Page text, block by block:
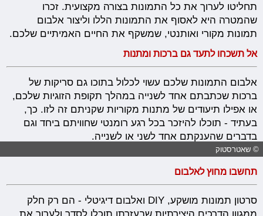
תחליטו לערוך את כל התמונות בצורה מקצועית. זכרו
שהמטרה היא לאסוף את התמונות הללו וליצור אלבום
תמונות מקורי ואותנטי, שמשקף את החיים האמיתיים שלכם.
אל תשכחו לתעד גם ברכות ומתנות
אלבום התמונות שלכם עשוי לכלול בתוכו גם סריקות של
ברכות שכתבתם אחד לשנייה במהלך תקופת הזוגיות שלכם,
או אפילו תיעודים של מתנות מקוריות שקניתם זה לזו. כך,
בעתיד - תוכלו להיזכר בכל רגע רומנטי שחוויתם ביחד וגם
בדברים שהענקתם אחד לשני או לשנייה.
© שאטרסטוק
תחשבו מחוץ לאלבום
סרטון תמונות מושקע, DIY ואלבום דיגיטלי - הם רק חלק